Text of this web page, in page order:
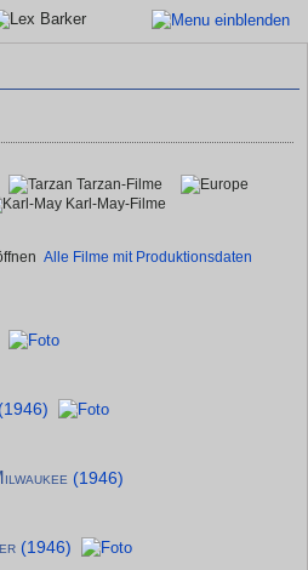
Tarzan-Filme
Karl-May-Filme
Alle Filme mit Produktionsdaten
(1946)
(1946)
(1946)